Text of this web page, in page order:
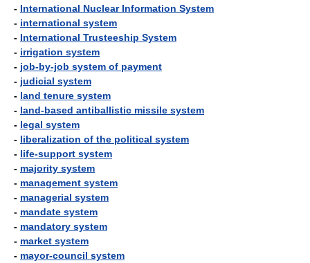
- International Nuclear Information System
- international system
- International Trusteeship System
- irrigation system
- job-by-job system of payment
- judicial system
- land tenure system
- land-based antiballistic missile system
- legal system
- liberalization of the political system
- life-support system
- majority system
- management system
- managerial system
- mandate system
- mandatory system
- market system
- mayor-council system